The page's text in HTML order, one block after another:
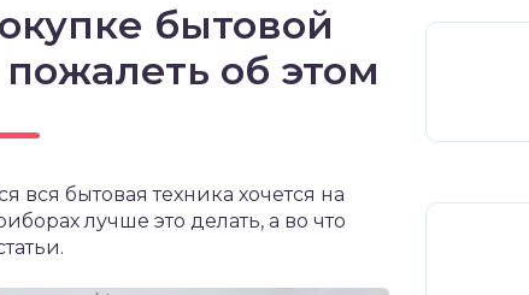
бытовой
об этом
вся бытовая техника хочется на
лучше это делать, а во что